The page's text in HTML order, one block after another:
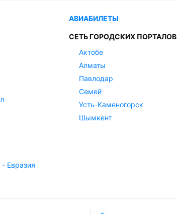
Евразия
АВИАБИЛЕТЫ
СЕТЬ ГОРОДСКИХ ПОРТАЛОВ
Актобе
Алматы
Павлодар
Семей
Усть-Каменогорск
Шымкент